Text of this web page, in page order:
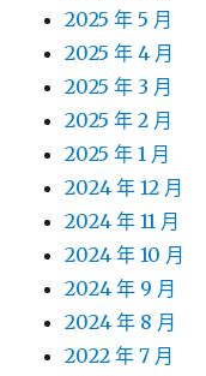
2025 年 5 月
2025 年 4 月
2025 年 3 月
2025 年 2 月
2025 年 1 月
2024 年 12 月
2024 年 11 月
2024 年 10 月
2024 年 9 月
2024 年 8 月
2022 年 7 月